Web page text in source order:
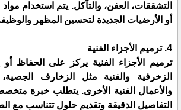
التشققات، العفن، والتآكل. يتم استخدام
أو الأرضيات الجديدة لتحسين المظهر
4. ترميم الأجزاء الفنية
ترميم الأجزاء الفنية يركز على الحفاظ أو
الزخرفية والفنية مثل الزخارف الجصية،
والأعمال الفنية الأخرى. يتطلب خبرة
التفاصيل الدقيقة وتقديم حلول تتناسب مع